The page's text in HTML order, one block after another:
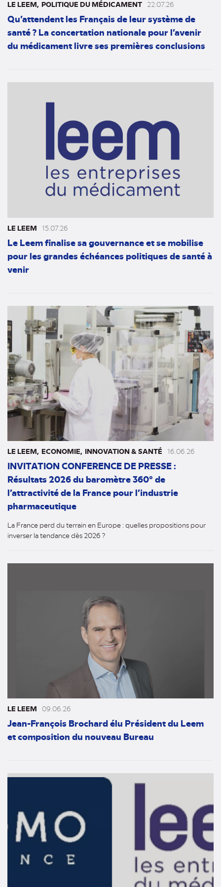
LE LEEM POLITIQUE DU MÉDICAMENT 22.07.26
Qu’attendent les Français de leur système de
santé ? La concertation nationale pour l’avenir
du médicament livre ses premières conclusions
LE LEEM 15.07.26
Le Leem finalise sa gouvernance et se mobilise
pour les grandes échéances politiques de santé à
venir
LE LEEM ECONOMIE INNOVATION & SANTÉ 16.06.26
INVITATION CONFERENCE DE PRESSE :
Résultats 2026 du baromètre 360° de
l’attractivité de la France pour l’industrie
pharmaceutique
La France perd du terrain en Europe : quelles propositions pour
inverser la tendance dès 2026 ?
LE LEEM 09.06.26
Jean-François Brochard élu Président du Leem
et composition du nouveau Bureau